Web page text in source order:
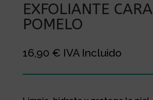
EXFOLIANTE CARA
POMELO
16,90 € IVA Incluido